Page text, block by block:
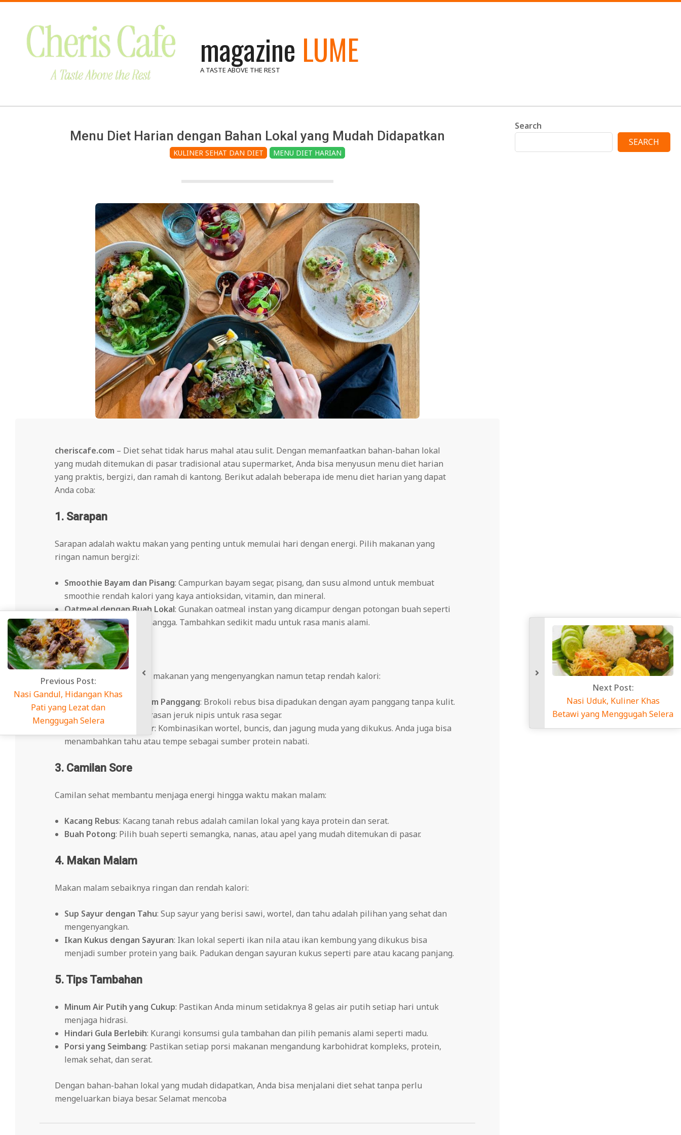
content
magazine LUME
A TASTE ABOVE THE REST
Menu Diet Harian dengan Bahan Lokal yang Mudah Didapatkan
KULINER SEHAT DAN DIET MENU DIET HARIAN
cheriscafe.com – Diet sehat tidak harus mahal atau sulit. Dengan memanfaatkan bahan-bahan lokal
yang mudah ditemukan di pasar tradisional atau supermarket, Anda bisa menyusun menu diet harian
yang praktis, bergizi, dan ramah di kantong. Berikut adalah beberapa ide menu diet harian yang dapat
Anda coba:
1. Sarapan
Sarapan adalah waktu makan yang penting untuk memulai hari dengan energi. Pilih makanan yang
ringan namun bergizi:
Smoothie Bayam dan Pisang: Campurkan bayam segar, pisang, dan susu almond untuk membuat
smoothie rendah kalori yang kaya antioksidan, vitamin, dan mineral.
Oatmeal dengan Buah Lokal: Gunakan oatmeal instan yang dicampur dengan potongan buah seperti
pisang, pepaya, atau mangga. Tambahkan sedikit madu untuk rasa manis alami.
2. Makan Siang
Untuk makan siang, pilih makanan yang mengenyangkan namun tetap rendah kalori:
Brokoli Rebus dan Ayam Panggang: Brokoli rebus bisa dipadukan dengan ayam panggang tanpa kulit.
Tambahkan sedikit perasan jeruk nipis untuk rasa segar.
Sayuran Kukus Campur: Kombinasikan wortel, buncis, dan jagung muda yang dikukus. Anda juga bisa
menambahkan tahu atau tempe sebagai sumber protein nabati.
3. Camilan Sore
Camilan sehat membantu menjaga energi hingga waktu makan malam:
Kacang Rebus: Kacang tanah rebus adalah camilan lokal yang kaya protein dan serat.
Buah Potong: Pilih buah seperti semangka, nanas, atau apel yang mudah ditemukan di pasar.
4. Makan Malam
Makan malam sebaiknya ringan dan rendah kalori:
Sup Sayur dengan Tahu: Sup sayur yang berisi sawi, wortel, dan tahu adalah pilihan yang sehat dan
mengenyangkan.
Ikan Kukus dengan Sayuran: Ikan lokal seperti ikan nila atau ikan kembung yang dikukus bisa
menjadi sumber protein yang baik. Padukan dengan sayuran kukus seperti pare atau kacang panjang.
5. Tips Tambahan
Minum Air Putih yang Cukup: Pastikan Anda minum setidaknya 8 gelas air putih setiap hari untuk
menjaga hidrasi.
Hindari Gula Berlebih: Kurangi konsumsi gula tambahan dan pilih pemanis alami seperti madu.
Porsi yang Seimbang: Pastikan setiap porsi makanan mengandung karbohidrat kompleks, protein,
lemak sehat, dan serat.
Dengan bahan-bahan lokal yang mudah didapatkan, Anda bisa menjalani diet sehat tanpa perlu
mengeluarkan biaya besar. Selamat mencoba
Search
SEARCH
Previous Post:
Nasi Gandul, Hidangan Khas
Pati yang Lezat dan
Menggugah Selera
Next Post:
Nasi Uduk, Kuliner Khas
Betawi yang Menggugah Selera